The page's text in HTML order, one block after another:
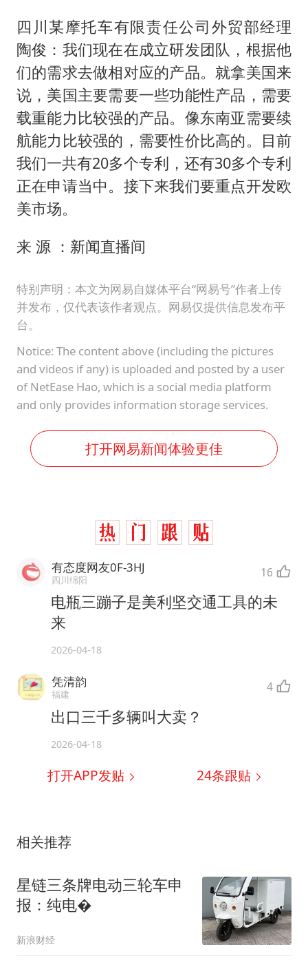
四川某摩托车有限责任公司外贸部经理
陶俊：我们现在在成立研发团队，根据他
们的需求去做相对应的产品。就拿美国来
说，美国主要需要一些功能性产品，需要
载重能力比较强的产品。像东南亚需要续
航能力比较强的，需要性价比高的。目前
我们一共有20多个专利，还有30多个专利
正在申请当中。接下来我们要重点开发欧
美市场。
来 源 ：新闻直播间
特别声明：本文为网易自媒体平台“网易号”作者上传
并发布，仅代表该作者观点。网易仅提供信息发布平
台。
Notice: The content above (including the pictures
and videos if any) is uploaded and posted by a user
of NetEase Hao, which is a social media platform
and only provides information storage services.
打开网易新闻体验更佳
有态度网友0F-3HJ
四川绵阳 16
电瓶三蹦子是美利坚交通工具的未
来
2026-04-18
凭清韵
福建 4
出口三千多辆叫大卖？
2026-04-18
打开APP发贴 24条跟贴
相关推荐
星链三条牌电动三轮车申
报：纯电�
新浪财经